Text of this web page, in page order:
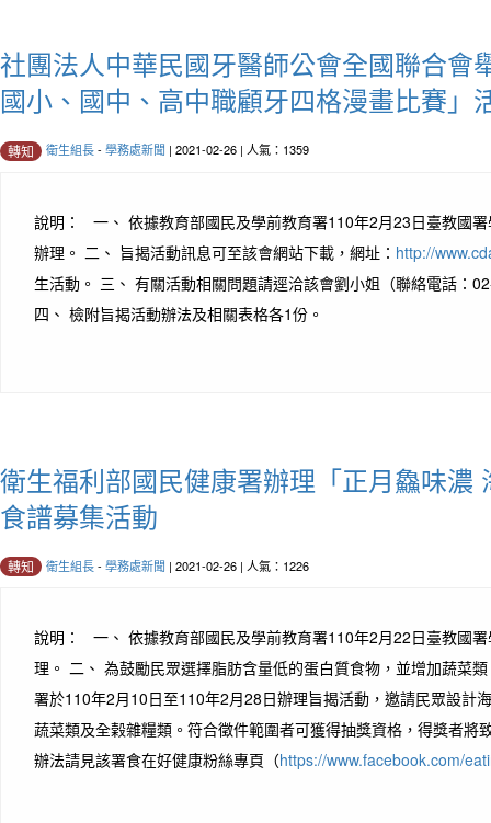
社團法人中華民國牙醫師公會全國聯合會
國小、國中、高中職顧牙四格漫畫比賽」
轉知 衛生組長- 學務處新聞 | 2021-02-26 | 人氣：1359
說明： 一、 依據教育部國民及學前教育署110年2月23日臺教國
辦理。 二、 旨揭活動訊息可至該會網站下載，網址： http://
生活動。 三、 有關活動相關問題請逕洽該會劉小姐（聯絡電話：
四、 檢附旨揭活動辦法及相關表格各1份。
衛生福利部國民健康署辦理「正月鱻味濃
食譜募集活動
轉知 衛生組長- 學務處新聞 | 2021-02-26 | 人氣：1226
說明： 一、 依據教育部國民及學前教育署110年2月22日臺教國
理。 二、 為鼓勵民眾選擇脂肪含量低的蛋白質食物，並增加蔬菜
署於110年2月10日至110年2月28日辦理旨揭活動，邀請民眾設計
蔬菜類及全榖雜糧類。符合徵件範圍者可獲得抽獎資格，得獎者將
辦法請見該署食在好健康粉絲專頁（https://www.facebook.com/